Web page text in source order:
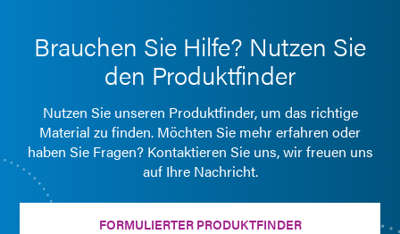
Brauchen Sie Hilfe? Nutzen Sie
den Produktfinder
Nutzen Sie unseren Produktfinder, um das richtige
Material zu finden. Möchten Sie mehr erfahren oder
haben Sie Fragen? Kontaktieren Sie uns, wir freuen uns
auf Ihre Nachricht.
FORMULIERTER PRODUKTFINDER